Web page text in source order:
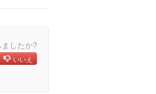
したか?
いいえ